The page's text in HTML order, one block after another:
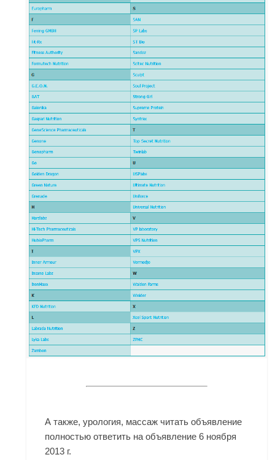
А также, урология, массаж читать объявление
полностью ответить на объявление 6 ноября
2013 г.